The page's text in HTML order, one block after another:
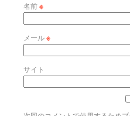
名前※
メール※
サイト